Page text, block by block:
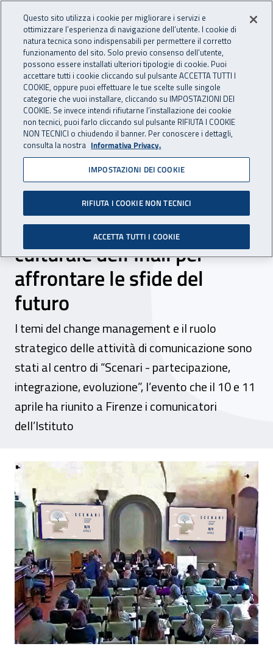
INAIL - Istituto Nazionale
Apri cerca
Navigazione principale
Navigazione - Ti trovi in:
Home Inail comunica News
15 aprile 2025
Verso il cambiamento: la
trasformazione
tecnologica, organizzativa e
culturale dell’Inail per
affrontare le sfide del
futuro
I temi del change management e il ruolo
strategico delle attività di comunicazione sono
stati al centro di “Scenari - partecipazione,
integrazione, evoluzione”, l’evento che il 10 e 11
aprile ha riunito a Firenze i comunicatori
dell’Istituto
Verso il cambiamento: la
Questo sito utilizza i cookie per migliorare i servizi e
ottimizzare l’esperienza di navigazione dell’utente. I cookie di
natura tecnica sono indispensabili per permettere il corretto
funzionamento del sito. Solo previo consenso dell’utente,
possono essere installati ulteriori tipologie di cookie. Puoi
accettare tutti i cookie cliccando sul pulsante ACCETTA TUTTI I
COOKIE, oppure puoi effettuare le tue scelte sulle singole
categorie che vuoi installare, cliccando su IMPOSTAZIONI DEI
COOKIE. Se invece intendi rifiutarne l’installazione dei cookie
non tecnici, puoi farlo cliccando sul pulsante RIFIUTA I COOKIE
NON TECNICI o chiudendo il banner. Per conoscere i dettagli,
consulta la nostra Informativa Privacy.
IMPOSTAZIONI DEI COOKIE
RIFIUTA I COOKIE NON TECNICI
ACCETTA TUTTI I COOKIE